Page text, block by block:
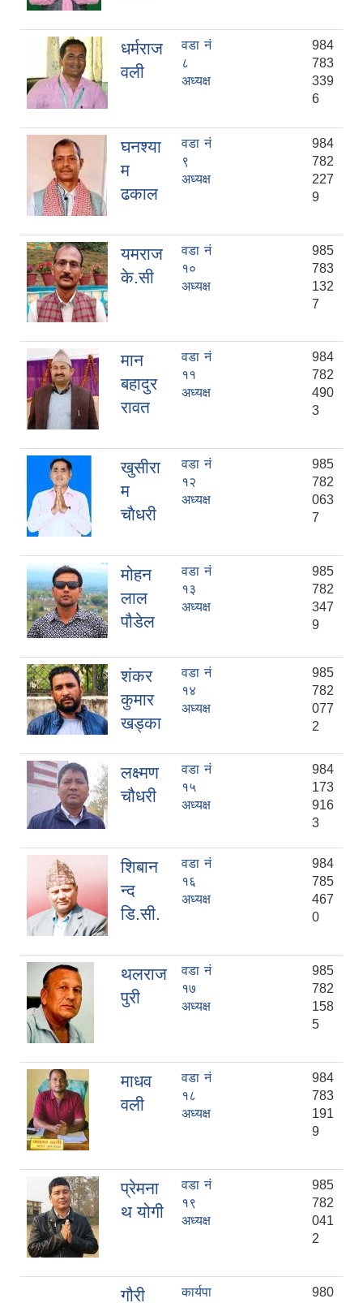
धर्मराज
वली
वडा नं
८
अध्यक्ष
984
783
339
6
घनश्या
म
ढकाल
वडा नं
९
अध्यक्ष
984
782
227
9
यमराज
के.सी‍
वडा नं
१०
अध्यक्ष
985
783
132
7
मान
बहादुर
रावत
वडा नं
११
अध्यक्ष
984
782
490
3
खुसीरा
म
चाैधरी
वडा नं
१२
अध्यक्ष
985
782
063
7
मोहन
लाल
पौडेल
वडा नं
१३
अध्यक्ष
985
782
347
9
शंकर
कुमार
खड्का
वडा नं
१४
अध्यक्ष
985
782
077
2
लक्ष्मण
चौधरी
वडा नं
१५
अध्यक्ष
984
173
916
3
शिबान
न्द
डि.सी.
वडा नं
१६
अध्यक्ष
984
785
467
0
थलराज
पुरी
वडा नं
१७
अध्यक्ष
985
782
158
5
माधव
वली
वडा नं
१८
अध्यक्ष
984
783
191
9
प्रेमना
थ योगी
वडा नं
१९
अध्यक्ष
985
782
041
2
गौरी कार्यपा 980